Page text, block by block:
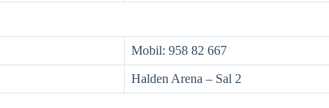
Mobil: 958 82 667
Halden Arena – Sal 2